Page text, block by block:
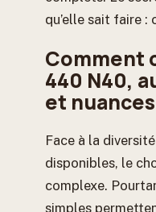
qu’elle sait faire :
Comment
440 N40,
et
Face à la
disponibles, le
complexe.
simples